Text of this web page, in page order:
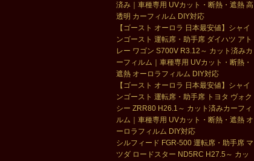
済み｜車種専用 UVカット・断熱・遮熱 高
透明 カーフィルム DIY対応
【ゴースト オーロラ 日本最安値】シャイ
ンゴースト 運転席・助手席 ダイハツ アト
レー ワゴン S700V R3.12～ カット済みカ
ーフィルム｜車種専用 UVカット・断熱・
遮熱 オーロラフィルム DIY対応
【ゴースト オーロラ 日本最安値】シャイ
ンゴースト 運転席・助手席 トヨタ ヴォク
シー ZRR80 H26.1～ カット済みカーフィ
ルム｜車種専用 UVカット・断熱・遮熱 オ
ーロラフィルム DIY対応
シルフィード FGR-500 運転席・助手席 マ
ツダ ロードスター ND5RC H27.5～ カッ